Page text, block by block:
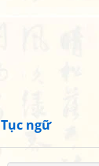
Tục ngữ